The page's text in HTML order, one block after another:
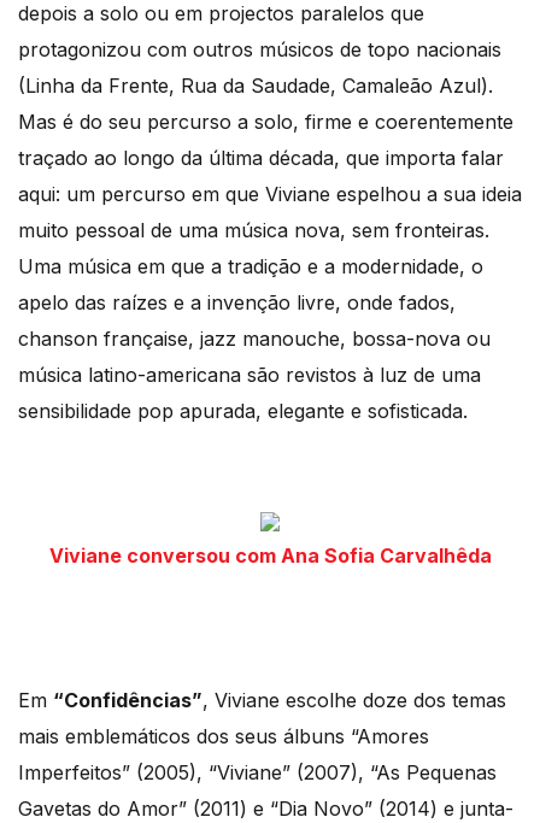
depois a solo ou em projectos paralelos que
protagonizou com outros músicos de topo nacionais
(Linha da Frente, Rua da Saudade, Camaleão Azul).
Mas é do seu percurso a solo, firme e coerentemente
traçado ao longo da última década, que importa falar
aqui: um percurso em que Viviane espelhou a sua ideia
muito pessoal de uma música nova, sem fronteiras.
Uma música em que a tradição e a modernidade, o
apelo das raízes e a invenção livre, onde fados,
chanson française, jazz manouche, bossa-nova ou
música latino-americana são revistos à luz de uma
sensibilidade pop apurada, elegante e sofisticada.
Viviane conversou com Ana Sofia Carvalhêda
Em “Confidências”, Viviane escolhe doze dos temas
mais emblemáticos dos seus álbuns “Amores
Imperfeitos” (2005), “Viviane” (2007), “As Pequenas
Gavetas do Amor” (2011) e “Dia Novo” (2014) e junta-